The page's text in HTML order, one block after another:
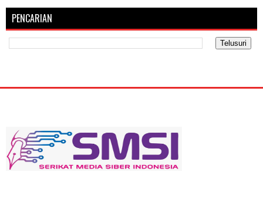
PENCARIAN